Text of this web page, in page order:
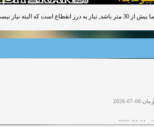
نیاز نیست درز انقطاع در پی نیز اجرا شود.